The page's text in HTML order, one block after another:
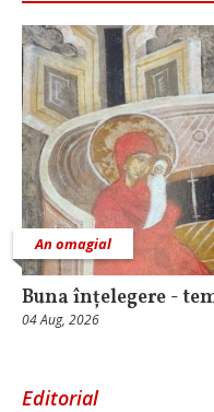
An omagial
Buna înțelegere -
04 Aug, 2026
Editorial